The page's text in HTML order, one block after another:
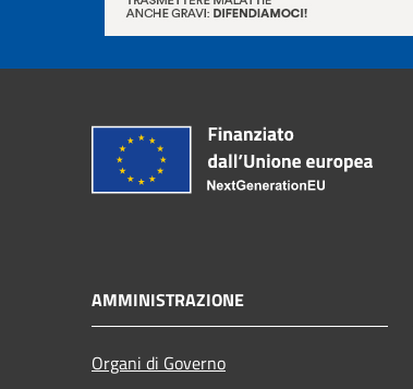
AMMINISTRAZIONE
Organi di Governo